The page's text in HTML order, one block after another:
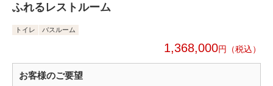
ふれるレストルーム
トイレ バスルーム
1,368,000円
お客様のご要望